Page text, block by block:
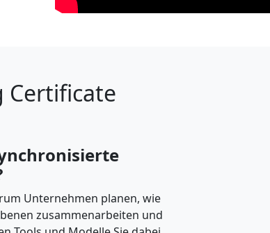
Certificate
Unternehmen planen, wie
zusammenarbeiten und